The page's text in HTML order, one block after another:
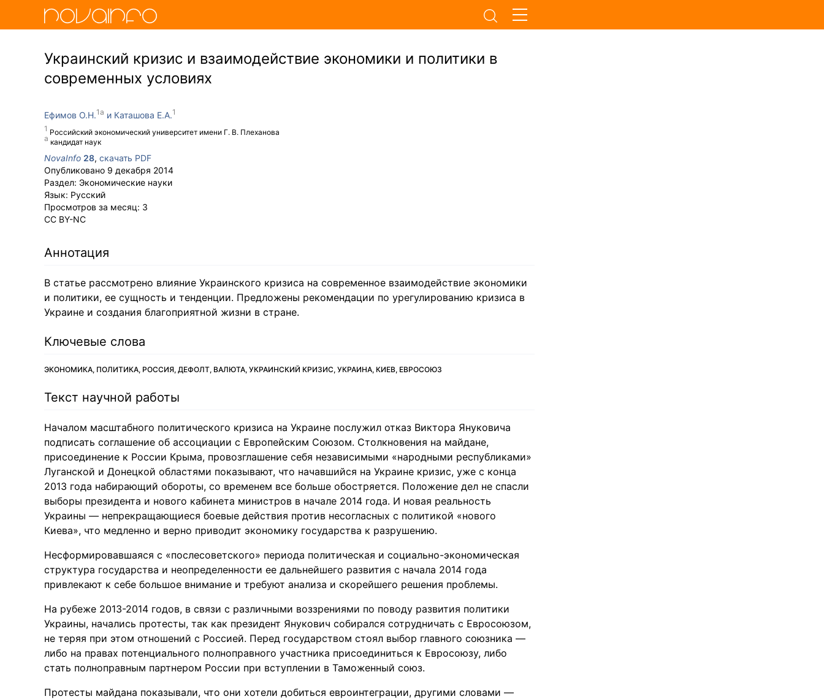
Украинский кризис и взаимодействие экономики и политики в
современных условиях
Ефимов О.Н.
Российский экономический университет имени Г. В. Плеханова
кандидат наук
Каташова Е.А.
NovaInfo 28, скачать PDF
Опубликовано 9 декабря 2014
Раздел: Экономические науки
Язык: Русский
Просмотров за месяц: 3
CC BY-NC
Аннотация
В статье рассмотрено влияние Украинского кризиса на современное взаимодействие экономики
и политики, ее сущность и тенденции. Предложены рекомендации по урегулированию кризиса в
Украине и создания благоприятной жизни в стране.
Ключевые слова
ЭКОНОМИКА, ПОЛИТИКА, РОССИЯ, ДЕФОЛТ, ВАЛЮТА, УКРАИНСКИЙ КРИЗИС, УКРАИНА, КИЕВ, ЕВРОСОЮЗ
Текст научной работы
Началом масштабного политического кризиса на Украине послужил отказ Виктора Януковича
подписать соглашение об ассоциации с Европейским Союзом. Столкновения на майдане,
присоединение к России Крыма, провозглашение себя независимыми «народными республиками»
Луганской и Донецкой областями показывают, что начавшийся на Украине кризис, уже с конца
2013 года набирающий обороты, со временем все больше обостряется. Положение дел не спасли
выборы президента и нового кабинета министров в начале 2014 года. И новая реальность
Украины — непрекращающиеся боевые действия против несогласных с политикой «нового
Киева», что медленно и верно приводит экономику государства к разрушению.
Несформировавшаяся с «послесоветского» периода политическая и социально-экономическая
структура государства и неопределенности ее дальнейшего развития с начала 2014 года
привлекают к себе большое внимание и требуют анализа и скорейшего решения проблемы.
На рубеже 2013-2014 годов, в связи с различными воззрениями по поводу развития политики
Украины, начались протесты, так как президент Янукович собирался сотрудничать с Евросоюзом,
не теряя при этом отношений с Россией. Перед государством стоял выбор главного союзника —
либо на правах потенциального полноправного участника присоединиться к Евросоюзу, либо
стать полноправным партнером России при вступлении в Таможенный союз.
Протесты майдана показывали, что они хотели добиться евроинтеграции, другими словами —